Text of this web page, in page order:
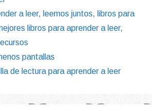
a leer, leemos juntos, libros para
libros para aprender a leer,
pantallas
de lectura para aprender a leer